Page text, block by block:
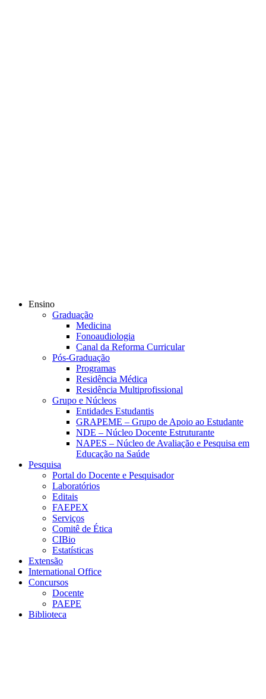
Ensino
Graduação
Medicina
Fonoaudiologia
Canal da Reforma Curricular
Pós-Graduação
Programas
Residência Médica
Residência Multiprofissional
Grupo e Núcleos
Entidades Estudantis
GRAPEME – Grupo de Apoio ao Estudante
NDE – Núcleo Docente Estruturante
NAPES – Núcleo de Avaliação e Pesquisa em
Educação na Saúde
Pesquisa
Portal do Docente e Pesquisador
Laboratórios
Editais
FAEPEX
Serviços
Comitê de Ética
CIBio
Estatísticas
Extensão
International Office
Concursos
Docente
PAEPE
Biblioteca